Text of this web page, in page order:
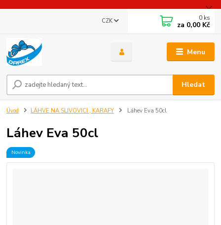
Menu
CZK
Hledat
0 ks
za 0,00 Kč
Úvod LÁHVE NA SLIVOVICI , KARAFY Láhev Eva 50cl
Láhev Eva 50cl
Novinka